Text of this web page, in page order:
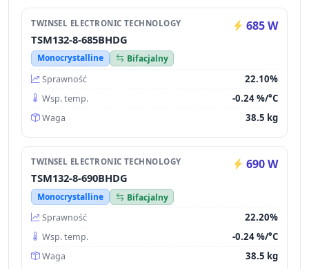
TWINSEL ELECTRONIC TECHNOLOGY 685 W
TSM132-8-685BHDG
Monocrystalline
Bifacjalny
Sprawność
22.10%
Wsp. temp. -0.24 %/°C
Waga 38.5 kg
TWINSEL ELECTRONIC TECHNOLOGY 690 W
TSM132-8-690BHDG
Monocrystalline
Bifacjalny
Sprawność
22.20%
Wsp. temp. -0.24 %/°C
Waga 38.5 kg